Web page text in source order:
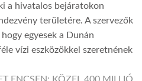
a hivatalos bejáratokon
területére. A szervezők
egyesek a Dunán
vízi eszközökkel szeretnének
ENCSEN: KÖZEL 400 MILLIÓ